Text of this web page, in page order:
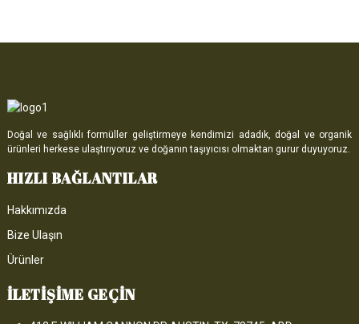
Doğal ve sağlıklı formüller geliştirmeye kendimizi adadık, doğal ve organik
ürünleri herkese ulaştırıyoruz ve doğanın taşıyıcısı olmaktan gurur duyuyoruz.
HIZLI BAĞLANTILAR
Hakkımızda
Bize Ulaşın
Ürünler
İLETIŞIME GEÇIN